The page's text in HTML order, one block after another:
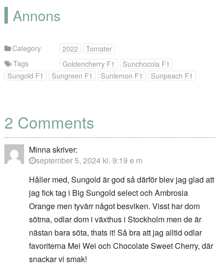
Annons
Category 2022
Tomater
Tags
Goldencherry F1
Sunchocola F1
Sungold F1
Sungreen F1 Sunlemon F1 Sunpeach F1
2 Comments
Minnaskriver:
september 5, 2024 kl. 9:19 e m
Håller med, Sungold är god så därför blev jag glad att
jag fick tag i Big Sungold select och Ambrosia
Orange men tyvärr något besviken. Visst har dom
sötma, odlar dom i växthus i Stockholm men de är
nästan bara söta, thats it! Så bra att jag alltid odlar
favoriterna Mei Wei och Chocolate Sweet Cherry, där
snackar vi smak!